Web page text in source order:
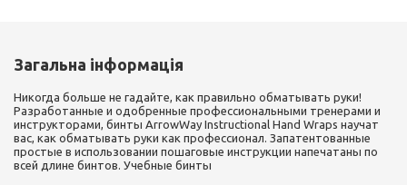
Загальна інформація
Никогда больше не гадайте, как правильно обматывать руки!
Разработанные и одобренные профессиональными тренерами и
инструкторами, бинты ArrowWay Instructional Hand Wraps научат
вас, как обматывать руки как профессионал. Запатентованные
простые в использовании пошаговые инструкции напечатаны по
всей длине бинтов. Учебные бинты